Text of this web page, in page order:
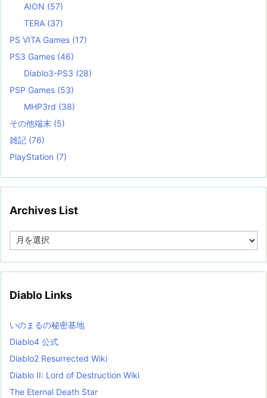
AION (57)
TERA (37)
PS VITA Games (17)
PS3 Games (46)
Diablo3-PS3 (28)
PSP Games (53)
MHP3rd (38)
その他端末 (5)
雑記 (76)
PlayStation (7)
Archives List
e
i
s
t
Diablo Links
いのまるの秘密基地
Diablo4 公式
Diablo2 Resurrected Wiki
Diablo II: Lord of Destruction Wiki
The Eternal Death Star